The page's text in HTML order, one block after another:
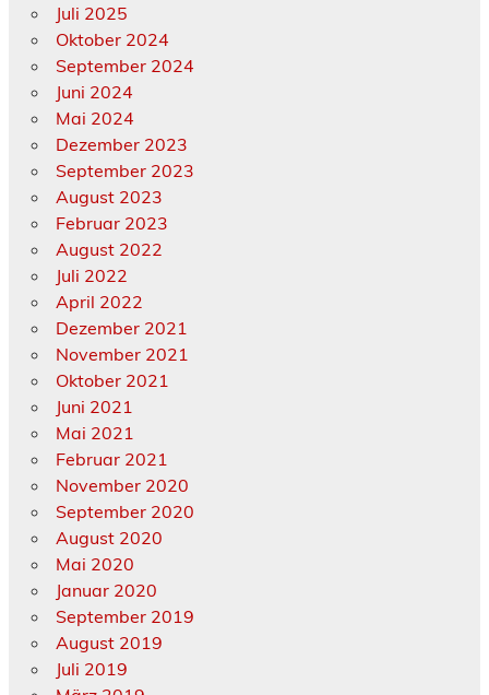
Juli 2025
Oktober 2024
September 2024
Juni 2024
Mai 2024
Dezember 2023
September 2023
August 2023
Februar 2023
August 2022
Juli 2022
April 2022
Dezember 2021
November 2021
Oktober 2021
Juni 2021
Mai 2021
Februar 2021
November 2020
September 2020
August 2020
Mai 2020
Januar 2020
September 2019
August 2019
Juli 2019